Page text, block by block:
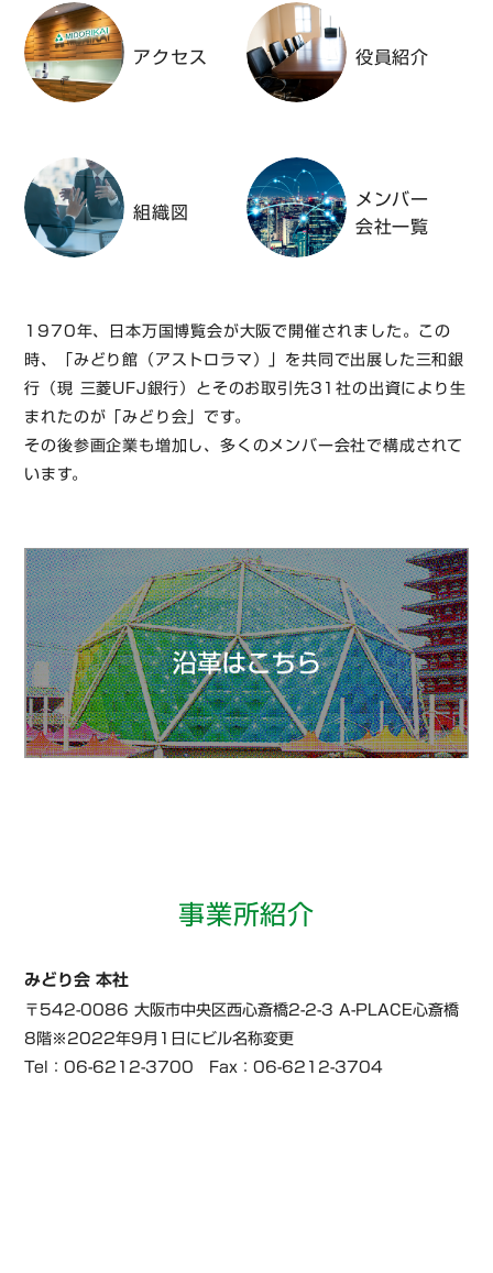
アクセス 役員紹介
組織図
メンバー
会社一覧
1970年、日本万国博覧会が大阪で開催されました。この
時、「みどり館（アストロラマ）」を共同で出展した三和銀
行（現 三菱UFJ銀行）とそのお取引先31社の出資により生
まれたのが「みどり会」です。
その後参画企業も増加し、多くのメンバー会社で構成されて
います。
事業所紹介
みどり会 本社
〒542-0086 大阪市中央区西心斎橋2-2-3 A-PLACE心斎橋
8階※2022年9月1日にビル名称変更
Tel：06-6212-3700 Fax：06-6212-3704